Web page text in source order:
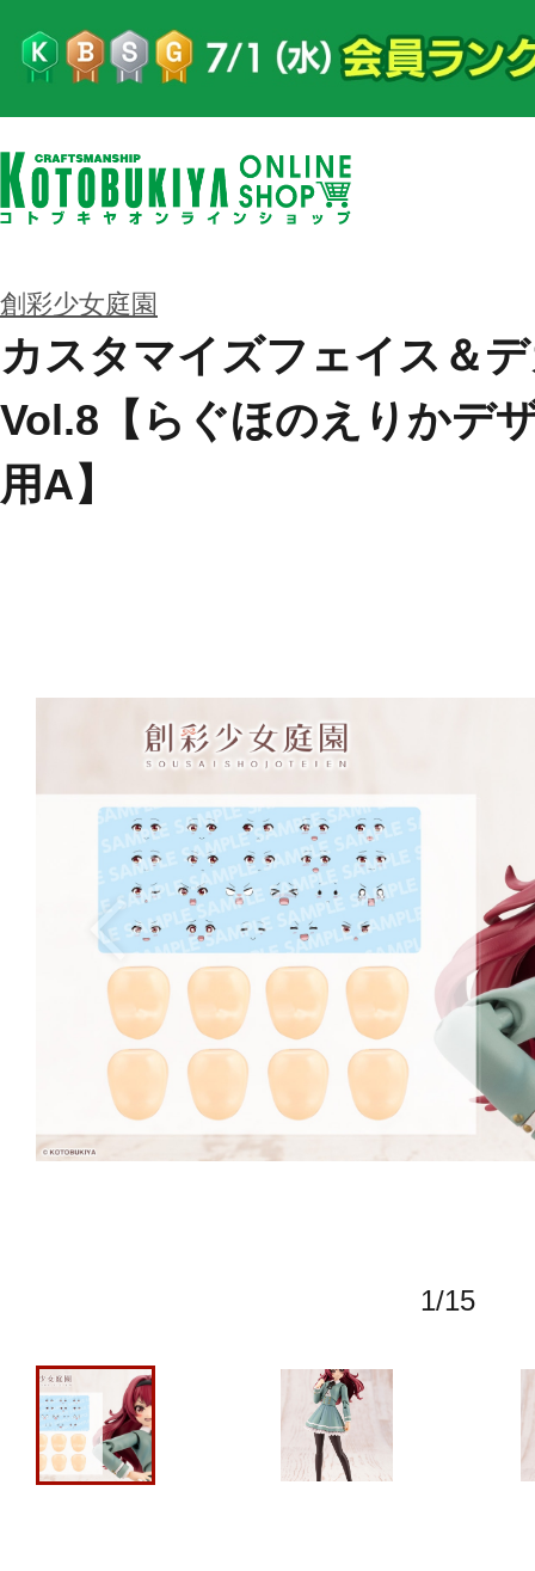
創彩少女庭園
カスタマイズフェイス＆
Vol.8【らぐほのえりかデ
用A】
1/15